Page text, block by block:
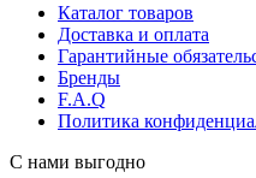
Каталог товаров
Доставка и оплата
Гарантийные
Бренды
F.A.Q
Политика
С нами выгодно